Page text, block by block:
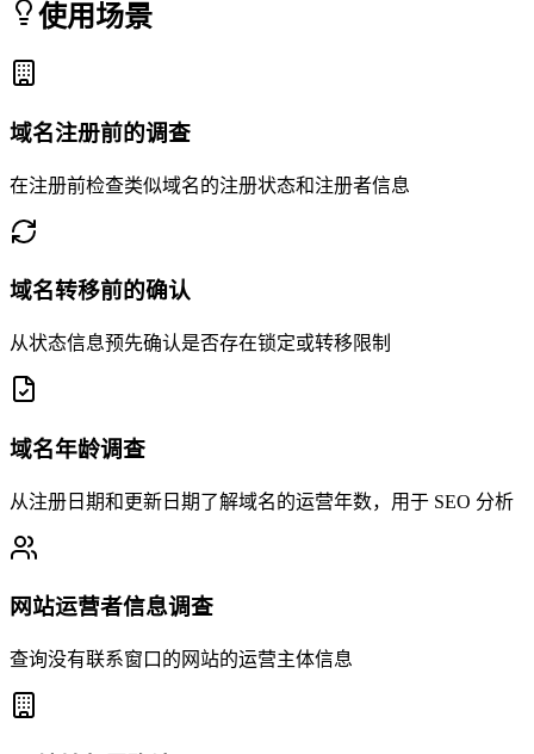
使用场景
域名注册前的调查
在注册前检查类似域名的注册状态和注册者信息
域名转移前的确认
从状态信息预先确认是否存在锁定或转移限制
域名年龄调查
从注册日期和更新日期了解域名的运营年数，用于 SEO 分析
网站运营者信息调查
查询没有联系窗口的网站的运营主体信息